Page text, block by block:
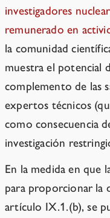
investigadores
remunerado en
la comunidad
muestra el potencial
complemento de las
expertos técnicos
como consecuencia
investigación
En la medida en que
para proporcionar la
artículo IX.1.(b), se